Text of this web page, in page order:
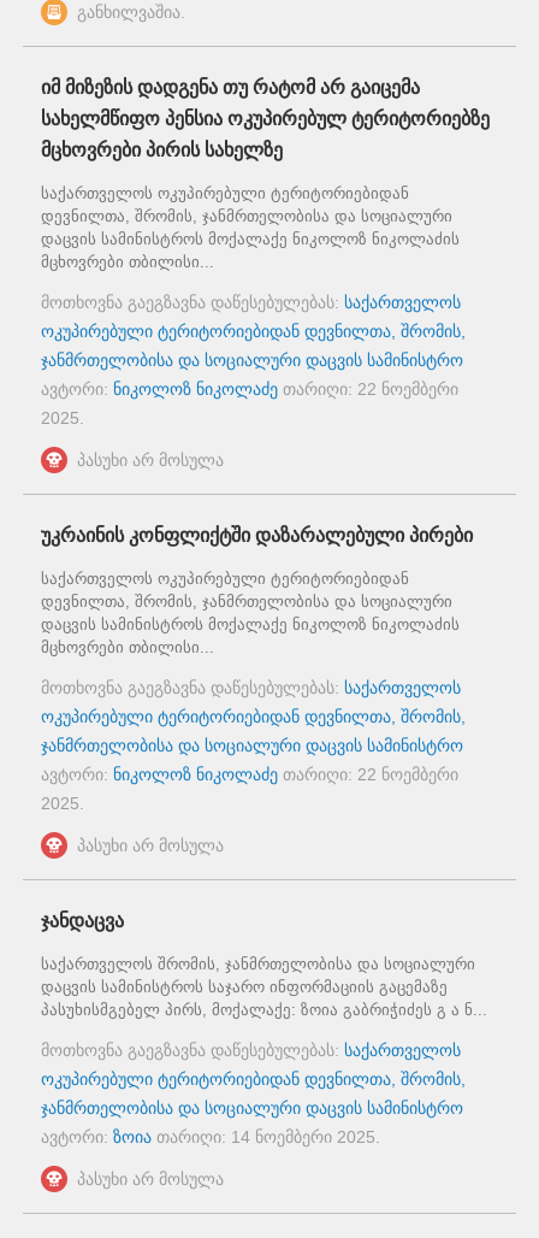
განხილვაშია.
იმ მიზეზის დადგენა თუ რატომ არ გაიცემა
სახელმწიფო პენსია ოკუპირებულ ტერიტორიებზე
მცხოვრები პირის სახელზე
საქართველოს ოკუპირებული ტერიტორიებიდან
დევნილთა, შრომის, ჯანმრთელობისა და სოციალური
დაცვის სამინისტროს მოქალაქე ნიკოლოზ ნიკოლაძის
მცხოვრები თბილისი...
მოთხოვნა გაეგზავნა დაწესებულებას: საქართველოს
ოკუპირებული ტერიტორიებიდან დევნილთა, შრომის,
ჯანმრთელობისა და სოციალური დაცვის სამინისტრო
ავტორი: ნიკოლოზ ნიკოლაძე თარიღი: 22 ნოემბერი
2025
პასუხი არ მოსულა
უკრაინის კონფლიქტში დაზარალებული პირები
საქართველოს ოკუპირებული ტერიტორიებიდან
დევნილთა, შრომის, ჯანმრთელობისა და სოციალური
დაცვის სამინისტროს მოქალაქე ნიკოლოზ ნიკოლაძის
მცხოვრები თბილისი...
მოთხოვნა გაეგზავნა დაწესებულებას: საქართველოს
ოკუპირებული ტერიტორიებიდან დევნილთა, შრომის,
ჯანმრთელობისა და სოციალური დაცვის სამინისტრო
ავტორი: ნიკოლოზ ნიკოლაძე თარიღი: 22 ნოემბერი
2025
პასუხი არ მოსულა
ჯანდაცვა
საქართველოს შრომის, ჯანმრთელობისა და სოციალური
დაცვის სამინისტროს საჯარო ინფორმაციის გაცემაზე
პასუხისმგებელ პირს, მოქალაქე: ზოია გაბრიჭიძეს გ ა ნ...
მოთხოვნა გაეგზავნა დაწესებულებას: საქართველოს
ოკუპირებული ტერიტორიებიდან დევნილთა, შრომის,
ჯანმრთელობისა და სოციალური დაცვის სამინისტრო
ავტორი: ზოია თარიღი: 14 ნოემბერი 2025
პასუხი არ მოსულა